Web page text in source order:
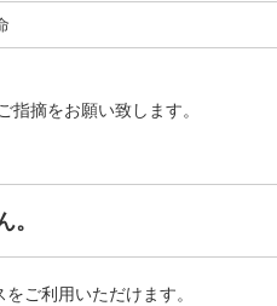
摘をお願い致します。
。
ご利用いただけます。